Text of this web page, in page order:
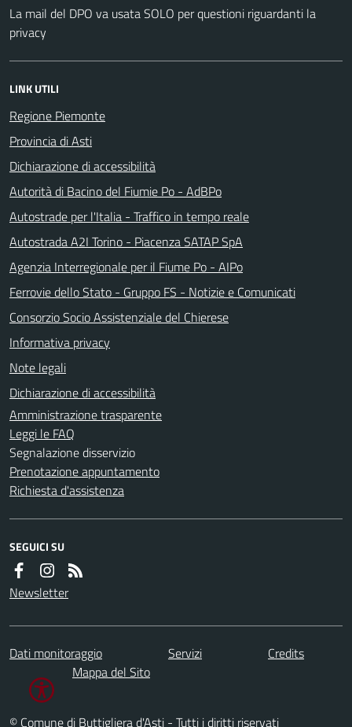
La mail del DPO va usata SOLO per questioni riguardanti la
privacy
LINK UTILI
Regione Piemonte
Provincia di Asti
Dichiarazione di accessibilità
Autorità di Bacino del Fiumie Po - AdBPo
Autostrade per l'Italia - Traffico in tempo reale
Autostrada A2I Torino - Piacenza SATAP SpA
Agenzia Interregionale per il Fiume Po - AIPo
Ferrovie dello Stato - Gruppo FS - Notizie e Comunicati
Consorzio Socio Assistenziale del Chierese
Informativa privacy
Note legali
Dichiarazione di accessibilità
Amministrazione trasparente
Leggi le FAQ
Segnalazione disservizio
Prenotazione appuntamento
Richiesta d'assistenza
SEGUICI SU
Newsletter
Dati monitoraggio Servizi
Credits
Mappa del Sito
© Comune di Buttigliera d'Asti - Tutti i diritti riservati